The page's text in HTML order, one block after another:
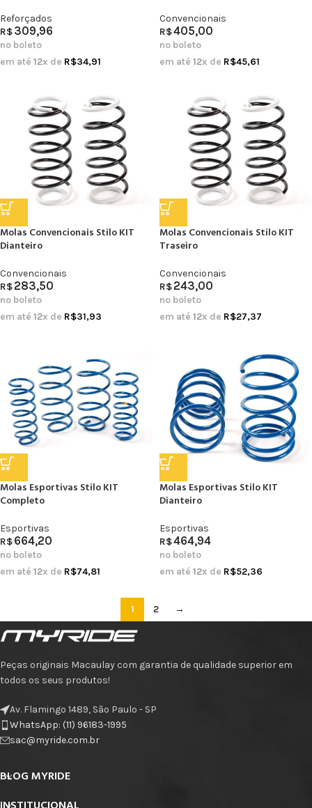
Reforçados
R$309,96
no boleto
em até 12x de R$34,91
Convencionais
R$405,00
no boleto
em até 12x de R$45,61
Molas Convencionais Stilo KIT
Dianteiro
Convencionais
R$283,50
no boleto
em até 12x de R$31,93
Molas Convencionais Stilo KIT
Traseiro
Convencionais
R$243,00
no boleto
em até 12x de R$27,37
Molas Esportivas Stilo KIT
Completo
Esportivas
R$664,20
no boleto
em até 12x de R$74,81
Molas Esportivas Stilo KIT
Dianteiro
Esportivas
R$464,94
no boleto
em até 12x de R$52,36
1 2 →
Peças originais Macaulay com garantia de qualidade superior em
todos os seus produtos!
Av. Flamingo 1489, São Paulo - SP
WhatsApp: (11) 96183-1995
sac@myride.com.br
BLOG MYRIDE